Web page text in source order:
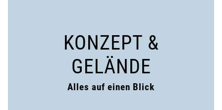
KONZEPT &
GELÄNDE
Alles auf einen Blick